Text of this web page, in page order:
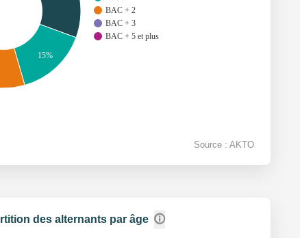
BAC + 2
BAC + 3
BAC + 5 et plus
15%
Source : AKTO
des alternants par âge